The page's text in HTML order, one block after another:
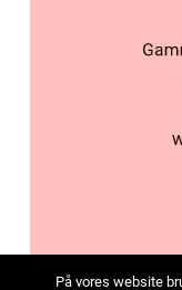
På vores website